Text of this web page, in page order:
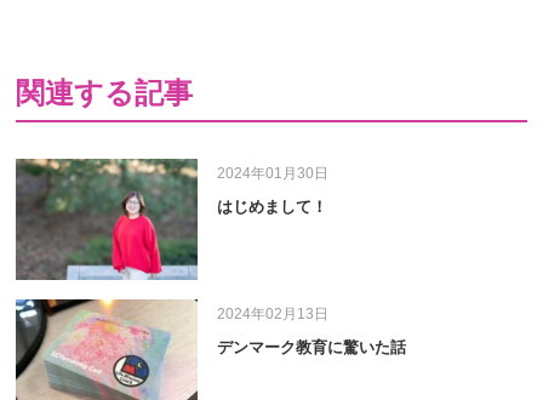
関連する記事
2024年01月30日
はじめまして！
2024年02月13日
デンマーク教育に驚いた話